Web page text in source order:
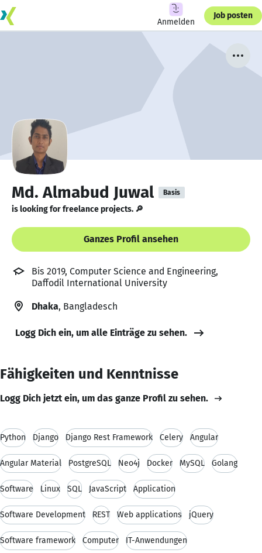
Anmelden
Job posten
Md. Almabud Juwal Basis
is looking for freelance projects. 🔎
Ganzes Profil ansehen
Bis 2019, Computer Science and Engineering,
Daffodil International University
Dhaka, Bangladesch
Logg Dich ein, um alle Einträge zu sehen.
Fähigkeiten und Kenntnisse
Logg Dich jetzt ein, um das ganze Profil zu sehen.
Python Django Django Rest Framework Celery Angular
Angular Material PostgreSQL Neo4j Docker MySQL Golang
Software Linux SQL JavaScript Application
Software Development REST Web applications jQuery
Software framework Computer IT-Anwendungen